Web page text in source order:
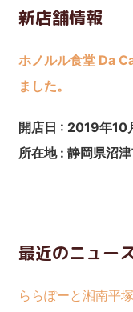
新店舗情報
ホノルル食堂 Da
ました。
開店日 : 2019年10
所在地 : 静岡県沼
最近のニュー
ららぽーと湘南平